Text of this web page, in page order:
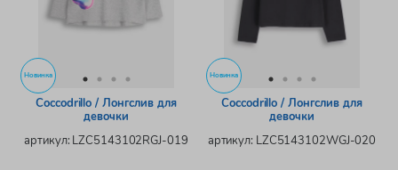
Новинка
Coccodrillo / Лонгслив для
девочки
артикул: LZC5143102RGJ-019
Новинка
Coccodrillo / Лонгслив для
девочки
артикул: LZC5143102WGJ-020